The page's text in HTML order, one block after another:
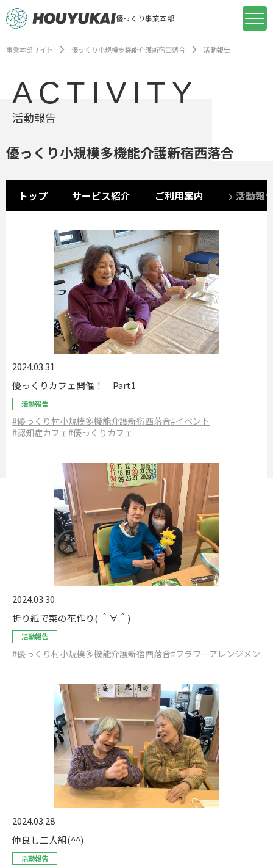
優っくり事業本部
事業本部サイト 優っくり小規模多機能介護新宿西落合 活動報告
ACTIVITY
活動報告
優っくり小規模多機能介護新宿西落合
トップ サービス紹介 ご利用案内 活動報
2024.03.31
優っくりカフェ開催！ Part1
活動報告
#優っくり村小規模多機能介護新宿西落合#イベント
#認知症カフェ#優っくりカフェ
2024.03.30
折り紙で菜の花作り( ＾∀＾)
活動報告
#優っくり村小規模多機能介護新宿西落合#フラワーアレンジメン
2024.03.28
仲良し二人組(^^)
活動報告